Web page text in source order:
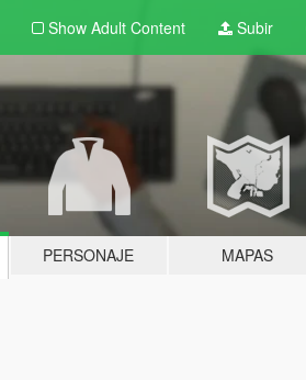
Show Adult Content Subir
PERSONAJE MAPAS